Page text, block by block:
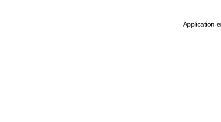
Application